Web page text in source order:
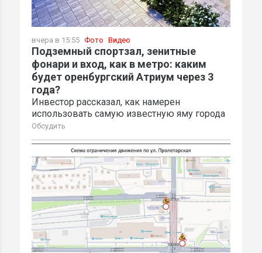
вчера в 15:55 Фото Видео
Подземный спортзал, зенитные
фонари и вход, как в метро: каким
будет оренбургский Атриум через 3
года?
Инвестор рассказал, как намерен
использовать самую известную яму города
Обсудить